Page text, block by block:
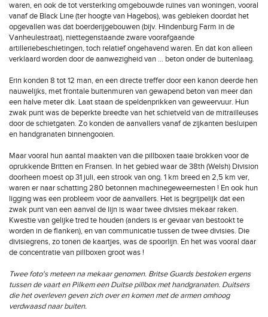
waren, en ook de tot versterking omgebouwde ruïnes van woningen, vooral
vanaf de Black Line (ter hoogte van Hagebos), was gebleken doordat het
opgevallen was dat boerderijgebouwen (bijv. Hindenburg Farm in de
Vanheulestraat), niettegenstaande zware voorafgaande
artilleriebeschietingen, toch relatief ongehavend waren. En dat kon alleen
verklaard worden door de aanwezigheid van … beton onder de buitenlaag.
Erin konden 8 tot 12 man, en een directe treffer door een kanon deerde hen
nauwelijks, met frontale buitenmuren van gewapend beton van meer dan
een halve meter dik. Laat staan de speldenprikken van geweervuur. Hun
zwak punt was de beperkte breedte van het schietveld van de mitrailleuses
door de schietgaten. Zo konden de aanvallers vanaf de zijkanten besluipen
en handgranaten binnengooien.
Maar vooral hun aantal maakten van die pillboxen taaie brokken voor de
oprukkende Britten en Fransen. In het gebied waar de 38th (Welsh) Division
doorheen moest op 31 juli, een strook van ong. 1 km breed en 2,5 km ver,
waren er naar schatting 280 betonnen machinegeweernesten ! En ook hun
ligging was een probleem voor de aanvallers. Het is begrijpelijk dat een
zwak punt van een aanval de lijn is waar twee divisies mekaar raken.
Kwestie van gelijke tred te houden (anders is er gevaar van bestookt te
worden in de flanken), en van communicatie tussen de twee divisies. Die
divisiegrens, zo tonen de kaartjes, was de spoorlijn. En het was vooral daar
de concentratie van pillboxen groot was !
Twee foto's meteen na mekaar genomen. Britse Guards bestoken ergens
tussen de vaart en Pilkem een Duitse pillbox met handgranaten. Duitsers
die het overleven geven zich over en komen met de armen omhoog
verdwaasd naar buiten.